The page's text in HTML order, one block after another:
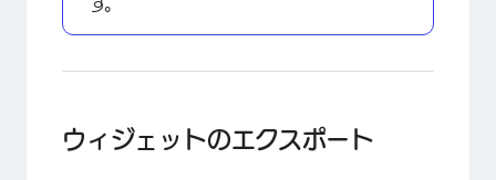
ウィジェットのエクスポート